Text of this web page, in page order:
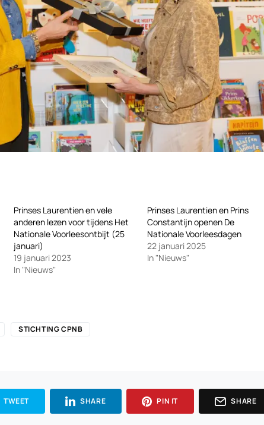
Prinses Laurentien en vele
anderen lezen voor tijdens Het
Nationale Voorleesontbijt (25
januari)
19 januari 2023
In "Nieuws"
Prinses Laurentien en Prins
Constantijn openen De
Nationale Voorleesdagen
22 januari 2025
In "Nieuws"
STICHTING CPNB
TWEET SHARE PIN IT SHARE